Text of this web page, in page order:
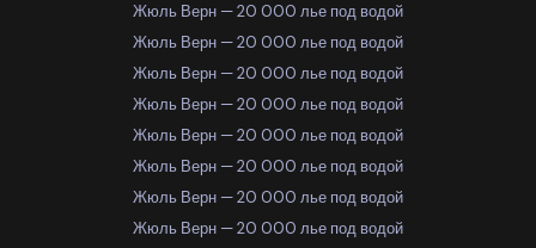
Жюль Верн — 20 000 лье под водой
Жюль Верн — 20 000 лье под водой
Жюль Верн — 20 000 лье под водой
Жюль Верн — 20 000 лье под водой
Жюль Верн — 20 000 лье под водой
Жюль Верн — 20 000 лье под водой
Жюль Верн — 20 000 лье под водой
Жюль Верн — 20 000 лье под водой